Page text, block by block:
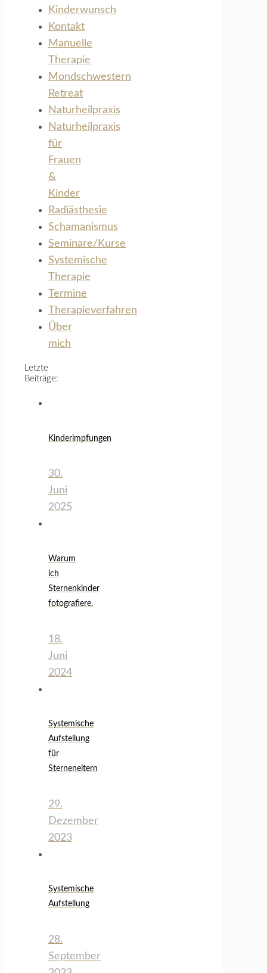
Kinderwunsch
Kontakt
Manuelle
Therapie
Mondschwestern
Retreat
Naturheilpraxis
Naturheilpraxis
für
Frauen
&
Kinder
Radiästhesie
Schamanismus
Seminare/Kurse
Systemische
Therapie
Termine
Therapieverfahren
Über
mich
Letzte
Beiträge:
Kinderimpfungen
30.
Juni
2025
Warum
ich
Sternenkinder
fotografiere.
18.
Juni
2024
Systemische
Aufstellung
für
Sterneneltern
29.
Dezember
2023
Systemische
Aufstellung
28.
September